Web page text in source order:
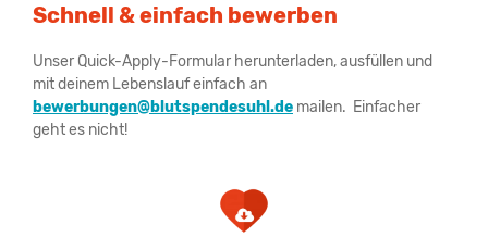
Schnell & einfach bewerben
Unser Quick-Apply-Formular herunterladen, ausfüllen und
mit deinem Lebenslauf einfach an
bewerbungen@blutspendesuhl.de mailen. Einfacher
geht es nicht!